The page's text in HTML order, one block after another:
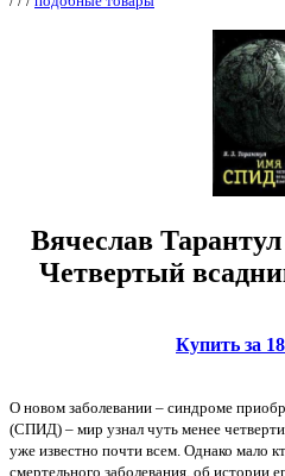
Вячеслав
Четвертый
Купить за
О новом заболевании – синдроме
(СПИД) – мир узнал чуть менее
уже известно почти всем. Однако мало
смертельного заболевания, об истории